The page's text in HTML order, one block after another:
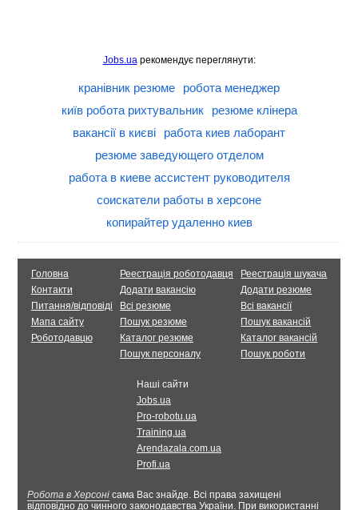
Jobs.uaрекомендує переглянути:
кранівник резюме
робота менеджер
київ робота рихтувальник
резюме клінера
вакансії в києві
работа киев лаборант
резюме заведующего отделом
работа в киеве ассистент руководителя
соискатели работы в херсоне
копирайтер удаленно киев
Головна
Контакти
Питання/відповіді
Мапа сайту
Роботодавцю
Реестрація роботодавця
Додати вакансію
Всі резюме
Пошук резюме
Каталог резюме
Пошук персоналу
Реестрація шукача
Додати резюме
Всі вакансії
Пошук вакансій
Каталог вакансій
Пошук роботи
Наші сайти
Jobs.ua
Pro-robotu.ua
Training.ua
Arendazala.com.ua
Profi.ua
Робота в Херсоні сама Вас знайде. Всі права захищені
відповідно до чинного законодавства України. При використанні